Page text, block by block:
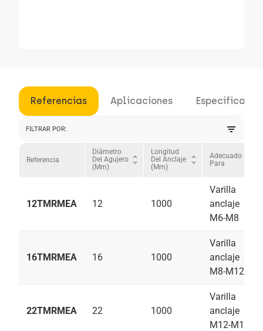
Referencias Aplicaciones
FILTRAR POR: filter_list
Referencia
Diámetro
Del Agujero
(mm)
unfold_more
Longitud
Del Anclaje
(mm)
unfold_more
Adecuado
Para
12TMRMEA 12 1000
Varilla
anclaje
M6-M8
16TMRMEA 16 1000
Varilla
anclaje
M8-M12
22TMRMEA 22 1000
Varilla
anclaje
M12-M16